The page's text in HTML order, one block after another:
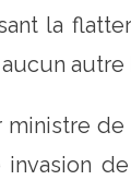
la
autre
invasion